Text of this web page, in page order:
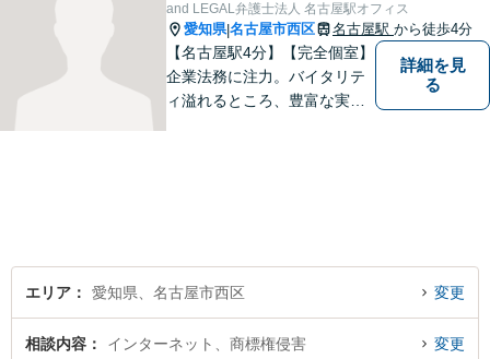
and LEGAL弁護士法人 名古屋駅オフィス
愛知県|名古屋市西区 名古屋駅 から徒歩4分
【名古屋駅4分】【完全個室】
企業法務に注力。バイタリテ
ィ溢れるところ、豊富な実
詳細を見
る
エリア 愛知県、名古屋市西区 変更
相談内容 インターネット、商標権侵害 変更